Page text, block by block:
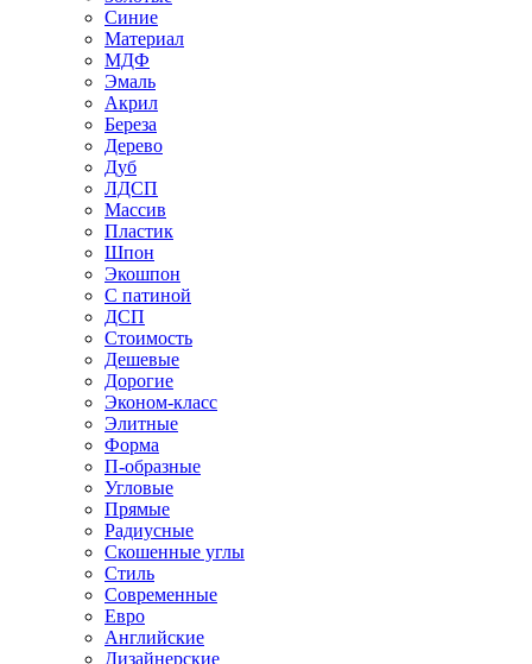
Синие
Материал
МДФ
Эмаль
Акрил
Береза
Дерево
Дуб
ЛДСП
Массив
Пластик
Шпон
Экошпон
С патиной
ДСП
Стоимость
Дешевые
Дорогие
Эконом-класс
Элитные
Форма
П-образные
Угловые
Прямые
Радиусные
Скошенные углы
Стиль
Современные
Евро
Английские
Дизайнерские